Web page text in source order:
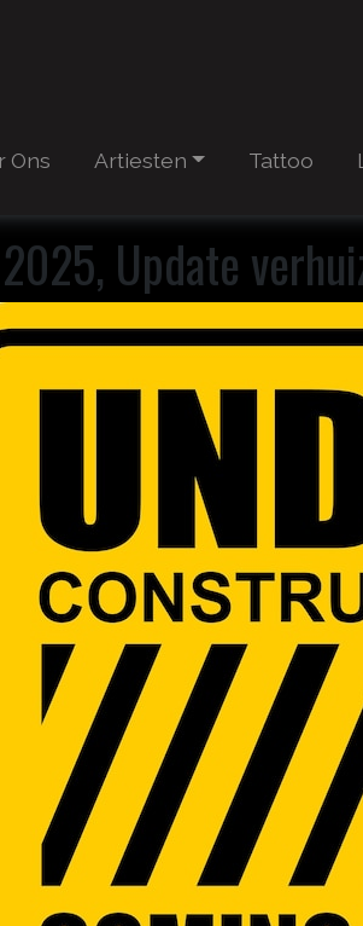
Ons Artiesten Tattoo
Update